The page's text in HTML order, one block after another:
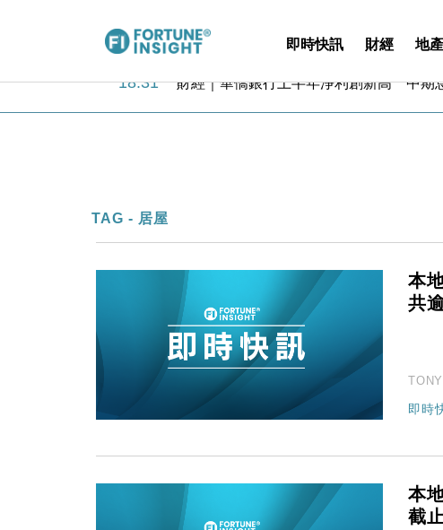
即時快訊 財經 地產
18:31 財經｜華僑銀行上半年淨利創新高 中期
13:44
12:44 財經｜日本春季三度入市撐日圓 4月單日
財經｜SA售股自救後再出手 斥4億美元
財經｜華僑銀行上半年淨利創新高 中期
財經｜滙豐上調香港今年GDP預測至
本地｜假冒內地執法人員要求交「保證金
財經｜日經失守6.5萬點後回穩 全周仍升
15:11 財經｜韓股反覆波動收跌 連挫7周創逾3
12:44
11:12 國際｜特朗普料美伊戰事快結束 承認部
財經｜SA售股自救後再出手 斥4億美元
TAG - 居屋
本
共
即時
本
截止